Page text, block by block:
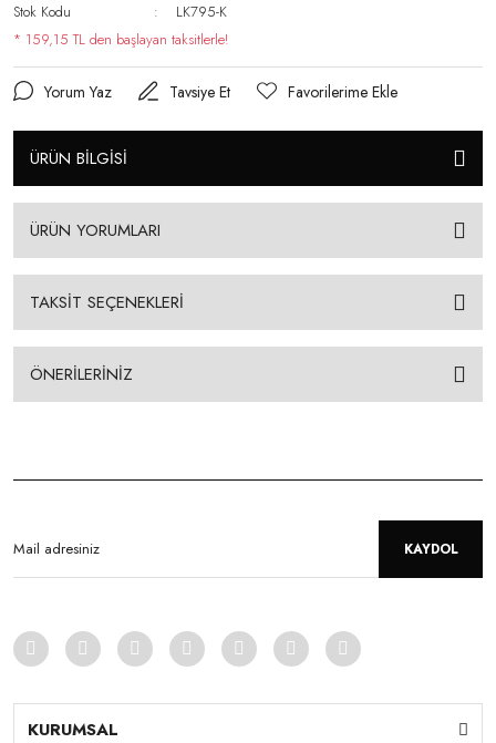
Stok Kodu
LK795-K
* 159,15 TL den başlayan taksitlerle!
Yorum Yaz Tavsiye Et
ÜRÜN BİLGİSİ
ÜRÜN YORUMLARI
TAKSİT SEÇENEKLERİ
ÖNERİLERİNİZ
KAYDOL
KURUMSAL